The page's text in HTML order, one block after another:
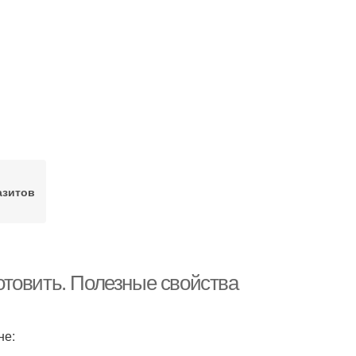
Полезные свойства